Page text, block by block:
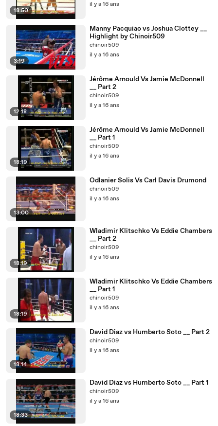
18:50
il y a 16 ans
3:19
Manny Pacquiao vs Joshua Clottey __
Highlight by Chinoir509
chinoir509
il y a 16 ans
12:18
Jérôme Arnould Vs Jamie McDonnell
__ Part 2
chinoir509
il y a 16 ans
18:19
Jérôme Arnould Vs Jamie McDonnell
__ Part 1
chinoir509
il y a 16 ans
13:00
Odlanier Solis Vs Carl Davis Drumond
chinoir509
il y a 16 ans
18:19
Wladimir Klitschko Vs Eddie Chambers
__ Part 2
chinoir509
il y a 16 ans
18:19
Wladimir Klitschko Vs Eddie Chambers
__ Part 1
chinoir509
il y a 16 ans
18:14
David Diaz vs Humberto Soto __ Part 2
chinoir509
il y a 16 ans
18:33
David Diaz vs Humberto Soto __ Part 1
chinoir509
il y a 16 ans